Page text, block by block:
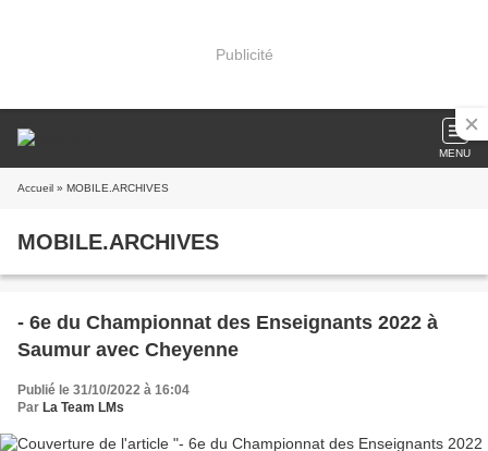
Publicité
MENU
Accueil » MOBILE.ARCHIVES
MOBILE.ARCHIVES
- 6e du Championnat des Enseignants 2022 à
Saumur avec Cheyenne
Publié le 31/10/2022 à 16:04
Par La Team LMs